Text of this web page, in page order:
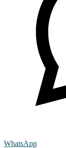
WhatsApp